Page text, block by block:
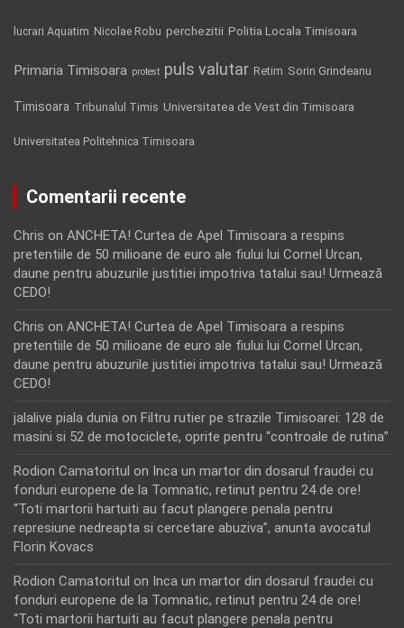
lucrari Aquatim Nicolae Robu perchezitii Politia Locala Timisoara
Primaria Timisoara protest puls valutar Retim Sorin Grindeanu
Timisoara Tribunalul Timis Universitatea de Vest din Timisoara
Universitatea Politehnica Timisoara
Comentarii recente
Chris on ANCHETA! Curtea de Apel Timisoara a respins
pretentiile de 50 milioane de euro ale fiului lui Cornel Urcan,
daune pentru abuzurile justitiei impotriva tatalui sau! Urmează
CEDO!
Chris on ANCHETA! Curtea de Apel Timisoara a respins
pretentiile de 50 milioane de euro ale fiului lui Cornel Urcan,
daune pentru abuzurile justitiei impotriva tatalui sau! Urmează
CEDO!
jalalive piala dunia on Filtru rutier pe strazile Timisoarei: 128 de
masini si 52 de motociclete, oprite pentru “controale de rutina”
Rodion Camatoritul on Inca un martor din dosarul fraudei cu
fonduri europene de la Tomnatic, retinut pentru 24 de ore!
“Toti martorii hartuiti au facut plangere penala pentru
represiune nedreapta si cercetare abuziva”, anunta avocatul
Florin Kovacs
Rodion Camatoritul on Inca un martor din dosarul fraudei cu
fonduri europene de la Tomnatic, retinut pentru 24 de ore!
“Toti martorii hartuiti au facut plangere penala pentru